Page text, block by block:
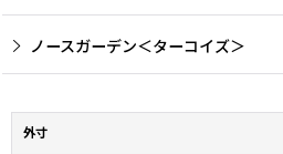
ノースガーデン＜ターコイズ＞
外寸